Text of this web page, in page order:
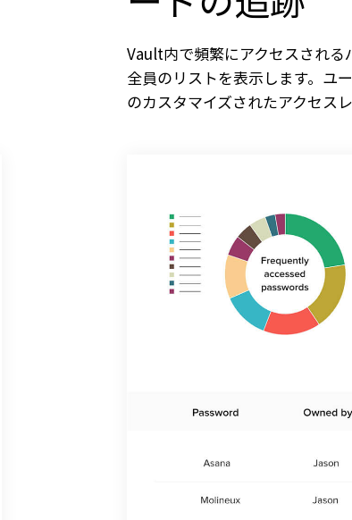
Vault内で頻繁にアクセスされる
全員のリストを表示します。ユ
のカスタマイズされたアクセス